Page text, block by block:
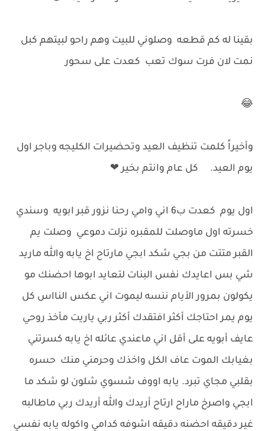
بقينا له كم قطعه وصلوني للبيت وهم راحو لبيتهم كبل
نمت لان فرت سوك تعب كعدت على سحور
😂
وأخيراً كلمت تنظيف العيد وتحضيرات الكليجه وباجر اول
يوم العيد. كل عام وانتم بخير ❤
اول يوم كعدت ب6 اني وامي رحنا نزور قبر ابويه وسندي
خسرته اول ماوصلت للمقبره نزلت دموعي وصلت يم
القبر متتت من بجي شكد ابجي مارتاح اخ يابه والله ماريد
شي بس اعايدك نفس البنات لتعايد ابوها احضنك مو
يكولون بمرور الأيام ننسه ليموت اني عكس النااس كل
يوم يمر احتاجك أكثر افتقدك أكثر ربي ياريت مأخذ روحي
عايف أبويه على أقل اني ماعندي عائله اخ يابه كسرتني
بغيابك الموت عاف الكل واخذك وحرمني منك حسره
بقلبي مجاي تبرد. يابه اووف شسوي شلون لو شكد ما
ابجي واصرخ ماراح ارتاح أريدك والله أريدك ربي ماطالبه
غير دقيقه احضنه دقيقه اشوفه كدامي واكوله يابه نفسي